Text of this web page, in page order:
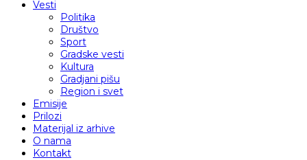
Vesti
Politika
Društvo
Sport
Gradske vesti
Kultura
Gradjani pišu
Region i svet
Emisije
Prilozi
Materijal iz arhive
O nama
Kontakt